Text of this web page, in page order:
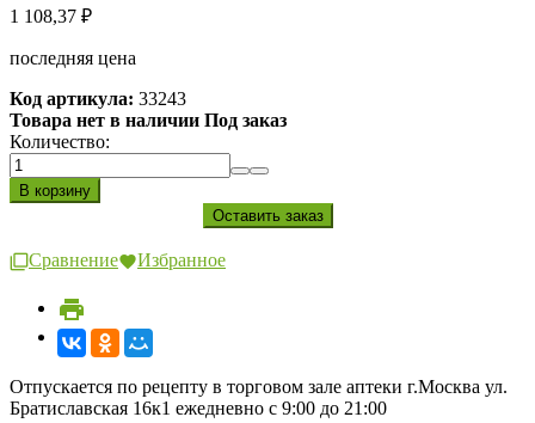
1 108,37 ₽
последняя цена
Код артикула: 33243
Товара нет в наличии Под заказ
Количество:
Сравнение Избранное
Отпускается по рецепту в торговом зале аптеки г.Москва ул.
Братиславская 16к1 ежедневно с 9:00 до 21:00